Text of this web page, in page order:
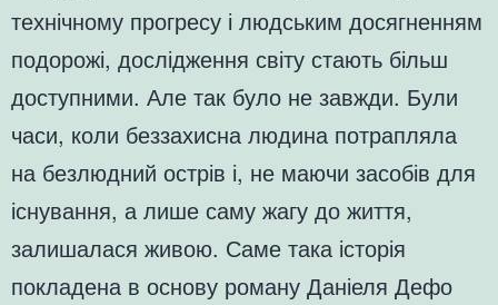
технічному прогресу і людським досягненням
подорожі, дослідження світу стають більш
доступними. Але так було не завжди. Були
часи, коли беззахисна людина потрапляла
на безлюдний острів і, не маючи засобів для
існування, а лише саму жагу до життя,
залишалася живою. Саме така історія
покладена в основу роману Даніеля Дефо